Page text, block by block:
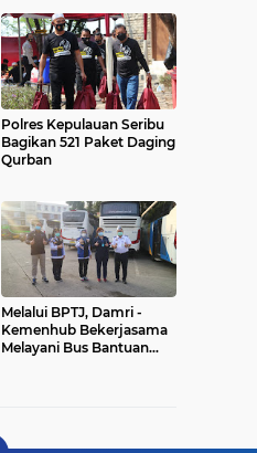
Polres Kepulauan Seribu
Bagikan 521 Paket Daging
Qurban
Melalui BPTJ, Damri -
Kemenhub Bekerjasama
Melayani Bus Bantuan